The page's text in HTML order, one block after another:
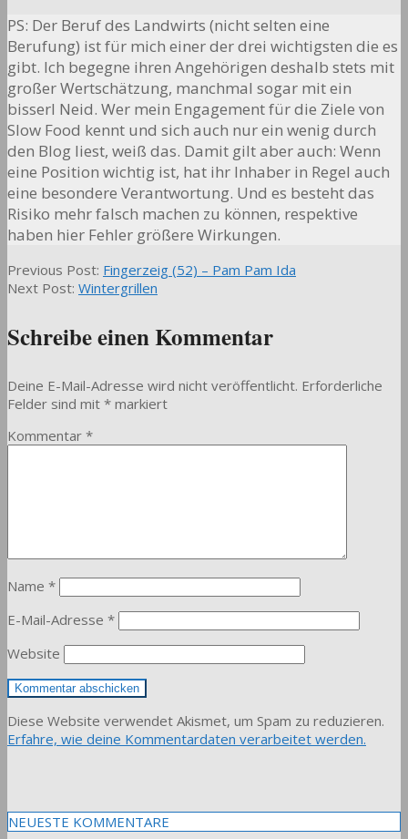
PS: Der Beruf des Landwirts (nicht selten eine
Berufung) ist für mich einer der drei wichtigsten die es
gibt. Ich begegne ihren Angehörigen deshalb stets mit
großer Wertschätzung, manchmal sogar mit ein
bisserl Neid. Wer mein Engagement für die Ziele von
Slow Food kennt und sich auch nur ein wenig durch
den Blog liest, weiß das. Damit gilt aber auch: Wenn
eine Position wichtig ist, hat ihr Inhaber in Regel auch
eine besondere Verantwortung. Und es besteht das
Risiko mehr falsch machen zu können, respektive
haben hier Fehler größere Wirkungen.
2019-
01-
Previous Post: Fingerzeig (52) – Pam Pam Ida
Next Post: Wintergrillen
Schreibe einen Kommentar
Deine E-Mail-Adresse wird nicht veröffentlicht. Erforderliche
Felder sind mit * markiert
Kommentar *
Name *
E-Mail-Adresse *
Website
Diese Website verwendet Akismet, um Spam zu reduzieren.
Erfahre, wie deine Kommentardaten verarbeitet werden.
NEUESTE KOMMENTARE